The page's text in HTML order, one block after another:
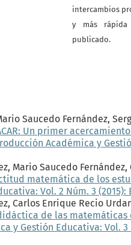
intercambios
y más
publicado.
Saucedo Fernández,
Un primer
Académica y
Mario Saucedo
matemática de los
Vol. 2 Núm. 3 (2015):
Carlos Enrique Recio
de las matemáticas
y Gestión Educativa: Vol. 3